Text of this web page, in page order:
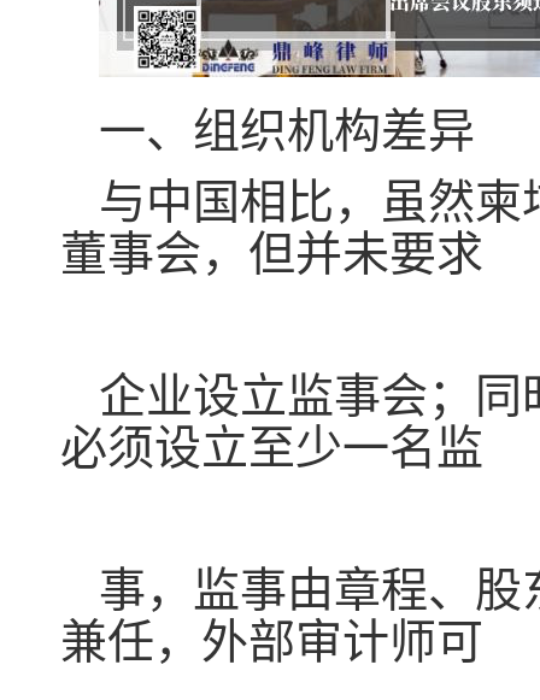
一、组织机构差异
与中国相比，虽然
董事会，但并未要求
企业设立监事会；
必须设立至少一名监
事，监事由章程、
兼任，外部审计师可